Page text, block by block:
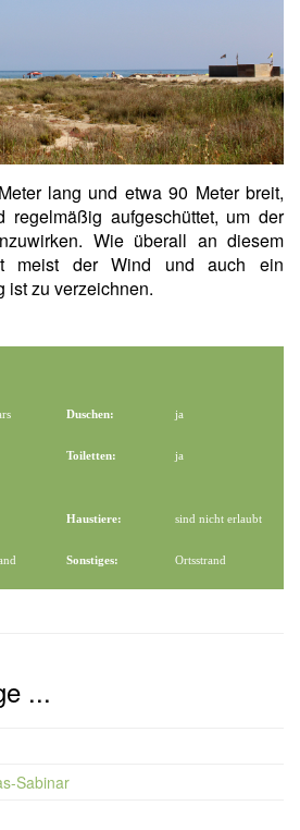
lang und etwa 90 Meter breit,
aufgeschüttet, um der
Wie überall an diesem
meist der Wind und auch ein
ist zu verzeichnen.
Duschen: ja
Toiletten: ja
Haustiere: sind nicht erlaubt
Sonstiges: Ortsstrand
...
Sabinar